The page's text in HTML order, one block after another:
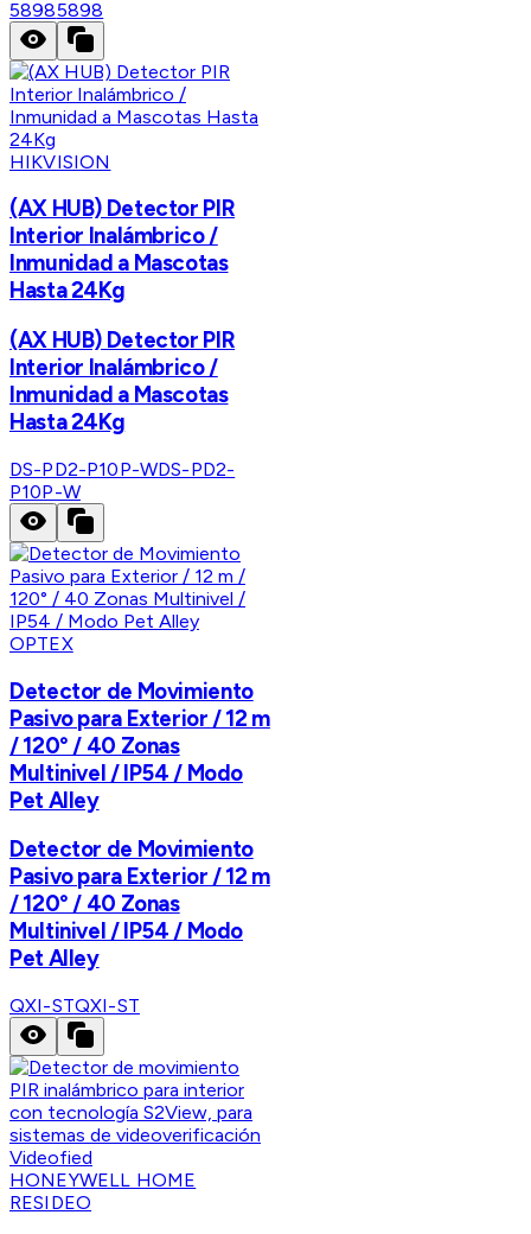
58985898
HIKVISION
(AX HUB) Detector PIR
Interior Inalámbrico /
Inmunidad a Mascotas
Hasta 24Kg
(AX HUB) Detector PIR
Interior Inalámbrico /
Inmunidad a Mascotas
Hasta 24Kg
DS-PD2-P10P-WDS-PD2-
P10P-W
OPTEX
Detector de Movimiento
Pasivo para Exterior / 12 m
/ 120° / 40 Zonas
Multinivel / IP54 / Modo
Pet Alley
Detector de Movimiento
Pasivo para Exterior / 12 m
/ 120° / 40 Zonas
Multinivel / IP54 / Modo
Pet Alley
QXI-STQXI-ST
HONEYWELL HOME
RESIDEO